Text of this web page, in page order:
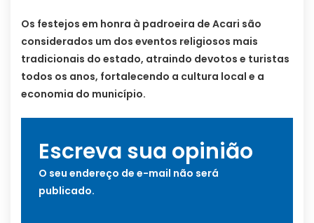
Os festejos em honra à padroeira de Acari são
considerados um dos eventos religiosos mais
tradicionais do estado, atraindo devotos e turistas
todos os anos, fortalecendo a cultura local e a
economia do município.
Escreva sua opinião
O seu endereço de e-mail não será
publicado.